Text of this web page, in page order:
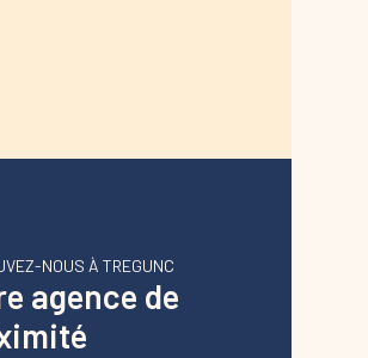
agence de
NOUS À TREGUNC